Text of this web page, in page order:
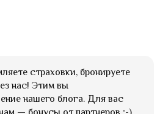
страховки, бронируете
нас! Этим вы
нашего блога. Для вас